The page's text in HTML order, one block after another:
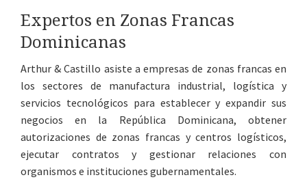
Expertos en Zonas Francas
Dominicanas
Arthur & Castillo asiste a empresas de zonas francas en
los sectores de manufactura industrial, logística y
servicios tecnológicos para establecer y expandir sus
negocios en la República Dominicana, obtener
autorizaciones de zonas francas y centros logísticos,
ejecutar contratos y gestionar relaciones con
organismos e instituciones gubernamentales.